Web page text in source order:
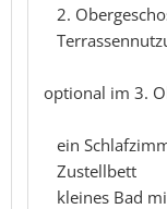
2.
optional im 3.
ein
Zustellbett
kleines Bad